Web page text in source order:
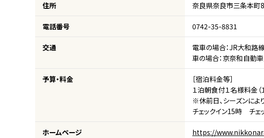
住所 奈良県奈良市三条本町
電話番号 0742-35-8831
交通
電車の場合：JR大和路
車の場合：京奈和自動
予算・料金
［宿泊料金等］
１泊朝食付１名様料金
※休前日、シーズンによ
チェックイン15時 チェ
ホームページ https://